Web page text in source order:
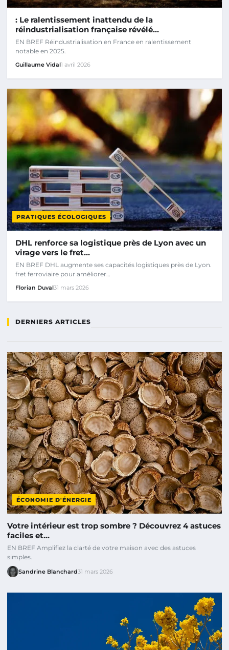
: Le ralentissement inattendu de la
réindustrialisation française révélé…
EN BREF Réindustrialisation en France en ralentissement
notable en 2025.
Guillaume Vidal1 avril 2026
PRATIQUES ÉCOLOGIQUES
DHL renforce sa logistique près de Lyon avec un
virage vers le fret…
EN BREF DHL augmente ses capacités logistiques près de Lyon.
fret ferroviaire pour améliorer…
Florian Duval31 mars 2026
DERNIERS ARTICLES
ÉCONOMIE D'ÉNERGIE
Votre intérieur est trop sombre ? Découvrez 4 astuces
faciles et…
EN BREF Amplifiez la clarté de votre maison avec des astuces
simples.
Sandrine Blanchard31 mars 2026